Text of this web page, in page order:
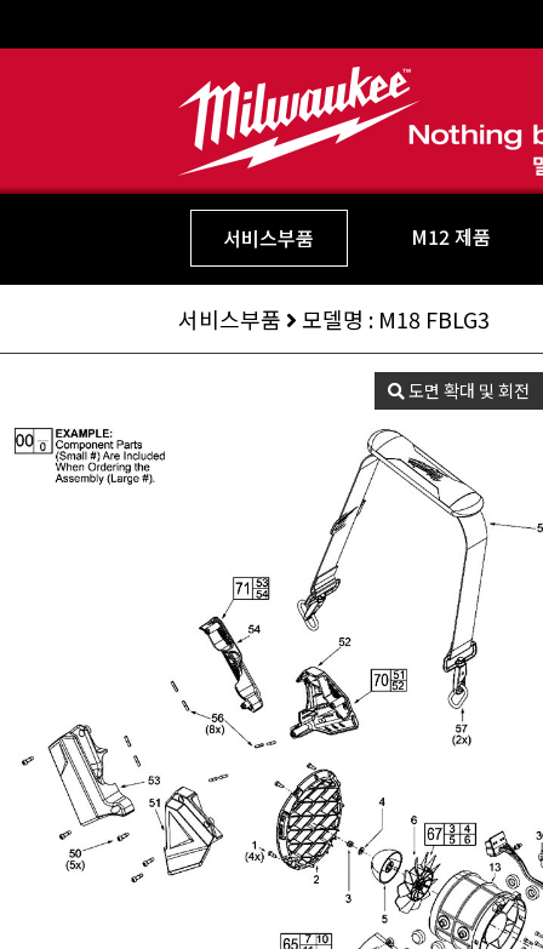
서비스부품 M12 제품
서비스부품 모델명 : M18 FBLG3
도면 확대 및 회전